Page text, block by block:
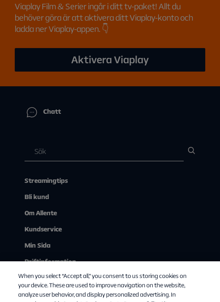
Viaplay Film & Serier ingår i ditt tv-paket! Allt du
behöver göra är att aktivera ditt Viaplay-konto och
ladda ner Viaplay-appen. 👇
Aktivera Viaplay
Chatt
Streamingtips
Bli kund
Om Allente
Kundservice
Min Sida
Driftinformation
Se på tv via webben
When you select “Accept all,” you consent to us storing cookies on
your device. These are used to improve navigation on the website,
analyze user behavior, and display personalized advertising. In